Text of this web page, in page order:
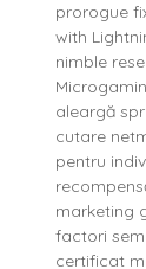
prorogue
with
nimble
aleargă
cutare
pentru
marketing
factori
certificat